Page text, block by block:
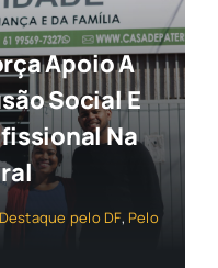
Apoio A
Social E
Na
Destaque pelo DF, Pelo